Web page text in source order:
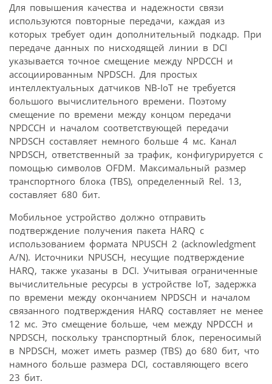
Для повышения качества и надежности связи
используются повторные передачи, каждая из
которых требует один дополнительный подкадр. При
передаче данных по нисходящей линии в DCI
указывается точное смещение между NPDCCH и
ассоциированным NPDSCH. Для простых
интеллектуальных датчиков NB-IoT не требуется
большого вычислительного времени. Поэтому
смещение по времени между концом передачи
NPDCCH и началом соответствующей передачи
NPDSCH составляет немного больше 4 мс. Канал
NPDSCH, ответственный за трафик, конфигурируется с
помощью символов OFDM. Максимальный размер
транспортного блока (TBS), определенный Rel. 13,
составляет 680 бит.
Мобильное устройство должно отправить
подтверждение получения пакета HARQ с
использованием формата NPUSCH 2 (acknowledgment
A/N). Источники NPUSCH, несущие подтверждение
HARQ, также указаны в DCI. Учитывая ограниченные
вычислительные ресурсы в устройстве IoT, задержка
по времени между окончанием NPDSCH и началом
связанного подтверждения HARQ составляет не менее
12 мс. Это смещение больше, чем между NPDCCH и
NPDSCH, поскольку транспортный блок, переносимый
в NPDSCH, может иметь размер (TBS) до 680 бит, что
намного больше размера DCI, составляющего всего
23 бит.